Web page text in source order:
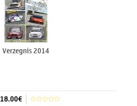
Verzegnis 2014
18.00€